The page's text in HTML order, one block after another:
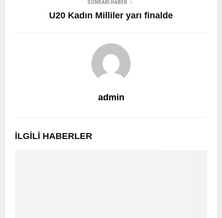
SONRAKI HABER
U20 Kadın Milliler yarı finalde
admin
İLGILI HABERLER